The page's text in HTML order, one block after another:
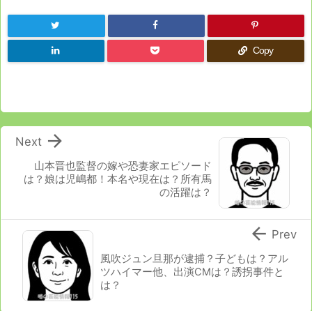
Copy
山本晋也監督の嫁や恐妻家エピソード
は？娘は児嶋都！本名や現在は？所有馬
の活躍は？

Next
風吹ジュン旦那が逮捕？子どもは？アル
ツハイマー他、出演CMは？誘拐事件と
は？
 Prev